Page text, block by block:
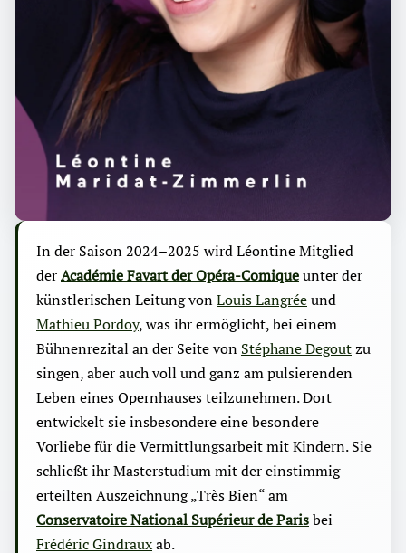
In der Saison 2024–2025 wird Léontine Mitglied
derAcadémie Favart der Opéra-Comiqueunter der
künstlerischen Leitung vonLouis Langréeund
Mathieu Pordoy, was ihr ermöglicht, bei einem
Bühnenrezital an der Seite von Stéphane Degoutzu
singen, aber auch voll und ganz am pulsierenden
Leben eines Opernhauses teilzunehmen. Dort
entwickelt sie insbesondere eine besondere
Vorliebe für die Vermittlungsarbeit mit Kindern. Sie
schließt ihr Masterstudium mit der einstimmig
erteilten Auszeichnung „Très Bien“ am
Conservatoire National Supérieur de Parisbei
Frédéric Gindrauxab.